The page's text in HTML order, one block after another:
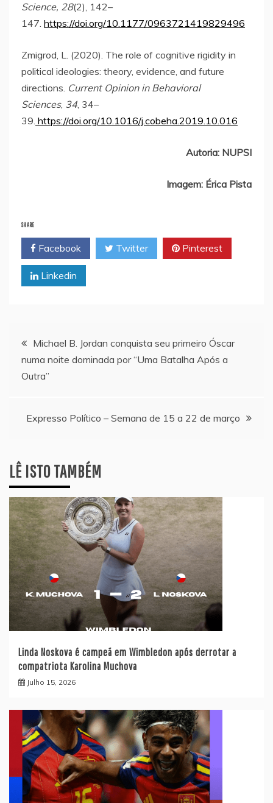
Science, 28(2), 142–
147. https://doi.org/10.1177/0963721419829496
Zmigrod, L. (2020). The role of cognitive rigidity in
political ideologies: theory, evidence, and future
directions. Current Opinion in Behavioral
Sciences, 34, 34–
39. https://doi.org/10.1016/j.cobeha.2019.10.016
Autoria: NUPSI
Imagem: Érica Pista
SHARE
Facebook Twitter Pinterest
Linkedin
Navegação
de
Michael B. Jordan conquista seu primeiro Óscar
numa noite dominada por “Uma Batalha Após a
Outra”
Expresso Político – Semana de 15 a 22 de março
LÊ ISTO TAMBÉM
Linda Noskova é campeã em Wimbledon após derrotar a
compatriota Karolina Muchova
Julho 15, 2026